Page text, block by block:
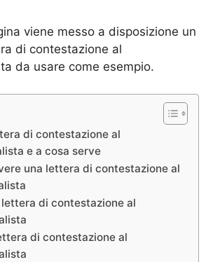
viene messo a disposizione un
di contestazione al
da usare come esempio.
di contestazione al
e a cosa serve
una lettera di contestazione al
di contestazione al
di contestazione al